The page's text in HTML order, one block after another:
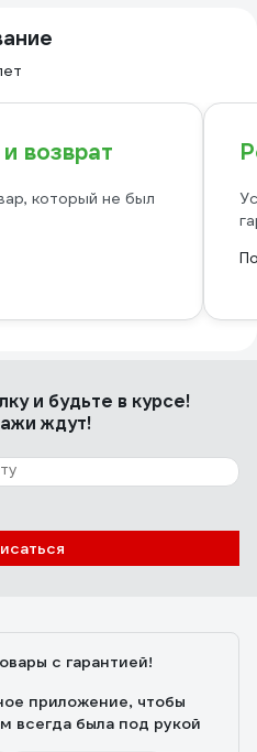
возврат
который не был
и будьте в курсе!
ждут!
с гарантией!
приложение, чтобы
всегда была под рукой